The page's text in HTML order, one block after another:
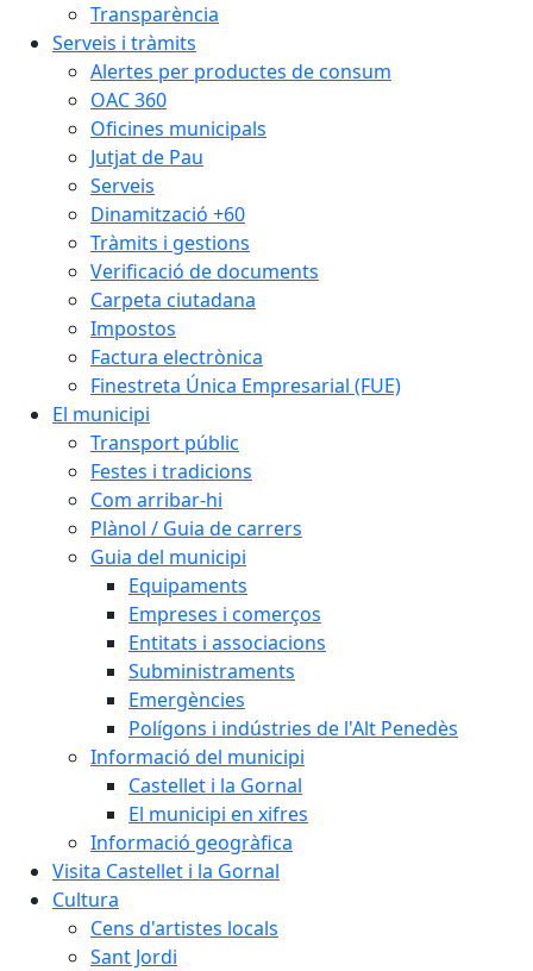
Transparència
Serveis i tràmits
Alertes per productes de consum
OAC 360
Oficines municipals
Jutjat de Pau
Serveis
Dinamització +60
Tràmits i gestions
Verificació de documents
Carpeta ciutadana
Impostos
Factura electrònica
Finestreta Única Empresarial (FUE)
El municipi
Transport públic
Festes i tradicions
Com arribar-hi
Plànol / Guia de carrers
Guia del municipi
Equipaments
Empreses i comerços
Entitats i associacions
Subministraments
Emergències
Polígons i indústries de l'Alt Penedès
Informació del municipi
Castellet i la Gornal
El municipi en xifres
Informació geogràfica
Visita Castellet i la Gornal
Cultura
Cens d'artistes locals
Sant Jordi